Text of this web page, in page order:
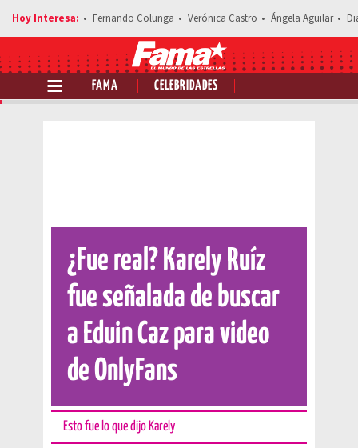
Fernando Colunga Verónica Castro Ángela Aguilar
FAMA CELEBRIDADES
Comparte esta noticia
¿Fue real? Karely Ruíz
fue señalada de buscar
a Eduin Caz para video
de OnlyFans
Esto fue lo que dijo Karely